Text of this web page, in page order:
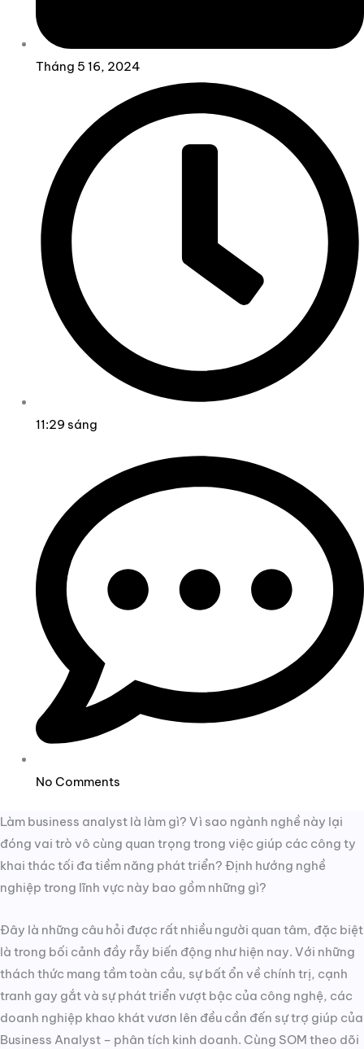
Tháng 5 16, 2024
11:29 sáng
No Comments
Làm business analyst là làm gì? Vì sao ngành nghề này lại
đóng vai trò vô cùng quan trọng trong việc giúp các công ty
khai thác tối đa tiềm năng phát triển? Định hướng nghề
nghiệp trong lĩnh vực này bao gồm những gì?
Đây là những câu hỏi được rất nhiều người quan tâm, đặc biệt
là trong bối cảnh đầy rẫy biến động như hiện nay. Với những
thách thức mang tầm toàn cầu, sự bất ổn về chính trị, cạnh
tranh gay gắt và sự phát triển vượt bậc của công nghệ, các
doanh nghiệp khao khát vươn lên đều cần đến sự trợ giúp của
Business Analyst – phân tích kinh doanh. Cùng SOM theo dõi